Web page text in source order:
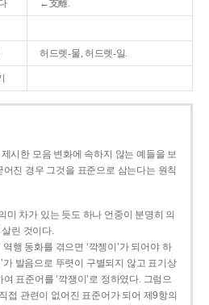
←支離.
허드렛-물, 허드렛-일.
시한 모음 변화에 속하지 않는 예들을 보
진 경우 그것을 표준으로 삼는다는 원칙
미 차가 있는 듯도 하나 언중이 분명히 의
살린 것이다.
역행 동화를 겪으면 ‘깍젱이’가 되어야 하
’가 발음으로 뚜렷이 구별되지 않고 표기상
표준어를 ‘깍쟁이’로 정하였다. 그럼으
접 관련이 없어진 표준어가 되어 제9항의